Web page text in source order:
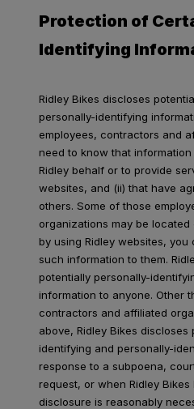
Protection of
Identifying
Ridley Bikes discloses
personally-identifying
employees, contractors and
need to know that
Ridley behalf or to provide
websites, and (ii) that have
others. Some of those
organizations may be
by using Ridley websites,
such information to them.
potentially personally-
information to anyone. Other
contractors and affiliated
above, Ridley Bikes discloses
identifying and personally-
response to a subpoena,
request, or when Ridley
disclosure is reasonably